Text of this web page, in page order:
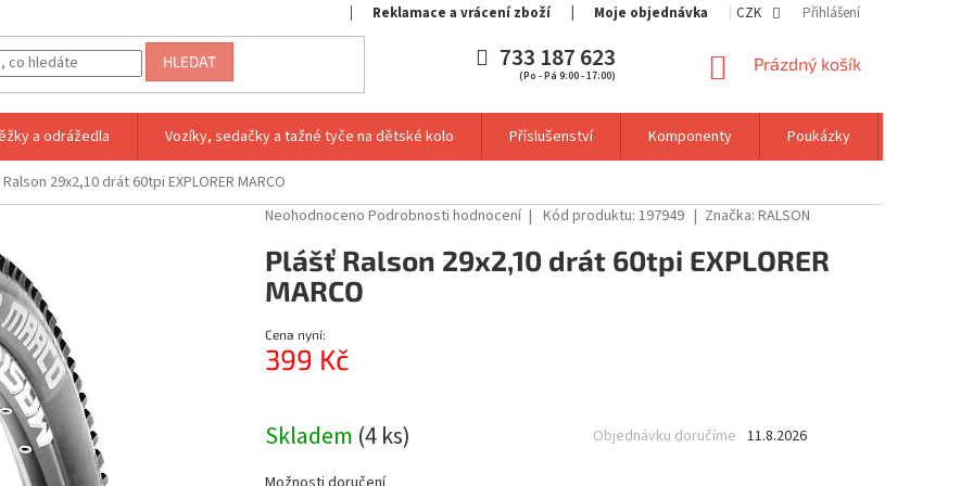
Reklamace a vrácení zboží Moje objednávka CZK Přihlášení
HLEDAT 733 187 623
(Po - Pá 9:00 - 17:00)
NÁKUPNÍ
Prázdný košík
a odrážedla Vozíky, sedačky a tažné tyče na dětské kolo Příslušenství Komponenty Poukázky
29x2,10 drát 60tpi EXPLORER MARCO
Průměrné
produktu
je
0,0
5
hvězdiček.
Neohodnoceno Podrobnosti hodnocení Kód produktu: 197949 Značka:RALSON
Plášť Ralson 29x2,10 drát 60tpi EXPLORER
MARCO
Cena nyní:
399 Kč
Skladem (4 ks) 11.8.2026
Objednávku doručíme